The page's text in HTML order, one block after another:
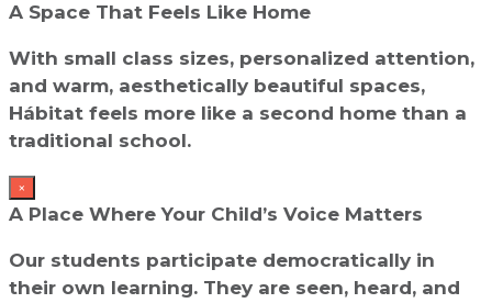
A Space That Feels Like Home
With small class sizes, personalized attention,
and warm, aesthetically beautiful spaces,
Hábitat feels more like a second home than a
traditional school.
×
A Place Where Your Child’s Voice Matters
Our students participate democratically in
their own learning. They are seen, heard, and